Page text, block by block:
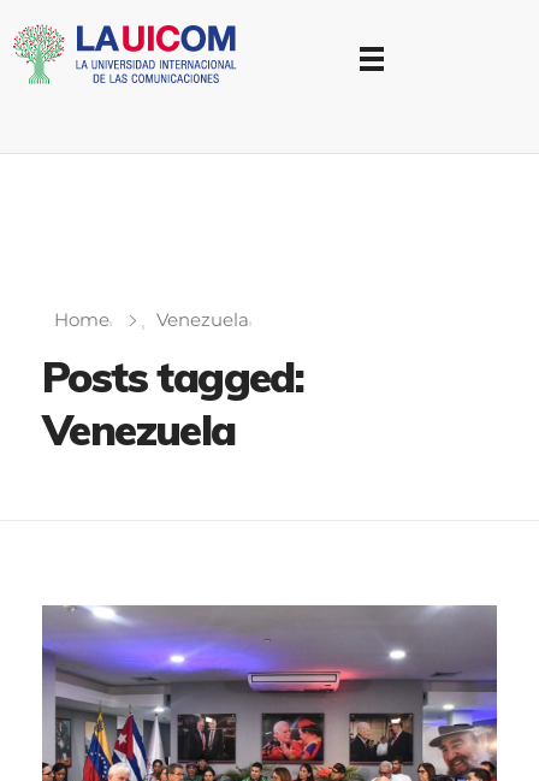
Home Venezuela
Posts tagged:
Venezuela